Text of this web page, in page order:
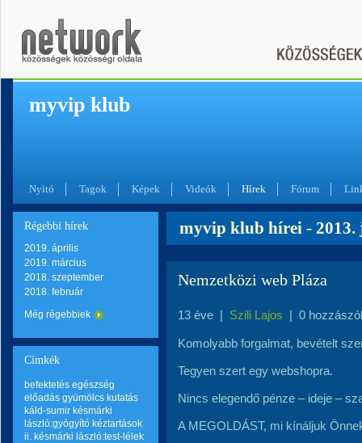
myvip klub
Nyitó Tagok Képek Videók Hírek Fórum
Régebbi hírek
2019. április
2019. március
2018. szeptember
2018. február
Még régebbiek
Címkék
befektetés egészség
előadás gyümölcs kutatás
káld-sumir késmárki
lászló:gyógyító kéztartások
ii. késmárki lászló:test-lélek
myvip klub hírei - 2013.
Nemzetközi web Pláza
13 éve | Szili Lajos | 0
Komolyabb forgalmat, bevételt
Tegyen szert egy webshopra.
Nincs elegendő pénze – ideje –
A MEGOLDÁST, mi kínáljuk